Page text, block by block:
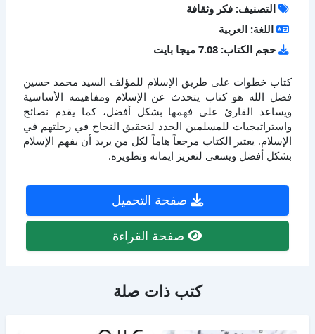
التصنيف: فكر وثقافة
اللغة: العربية
حجم الكتاب: 7.08 ميجا بايت
كتاب خطوات على طريق الإسلام للمؤلف السيد محمد حسين
فضل الله هو كتاب يتحدث عن الإسلام ومفاهيمه الأساسية
ويساعد القارئ على فهمها بشكل أفضل، كما يقدم نصائح
واستراتيجيات للمسلمين الجدد لتحقيق النجاح في رحلتهم في
الإسلام. يعتبر الكتاب مرجعاً هاماً لكل من يريد أن يفهم الإسلام
بشكل أفضل ويسعى لتعزيز ايمانه وتطويره.
صفحة التحميل
صفحة القراءة
كتب ذات صلة